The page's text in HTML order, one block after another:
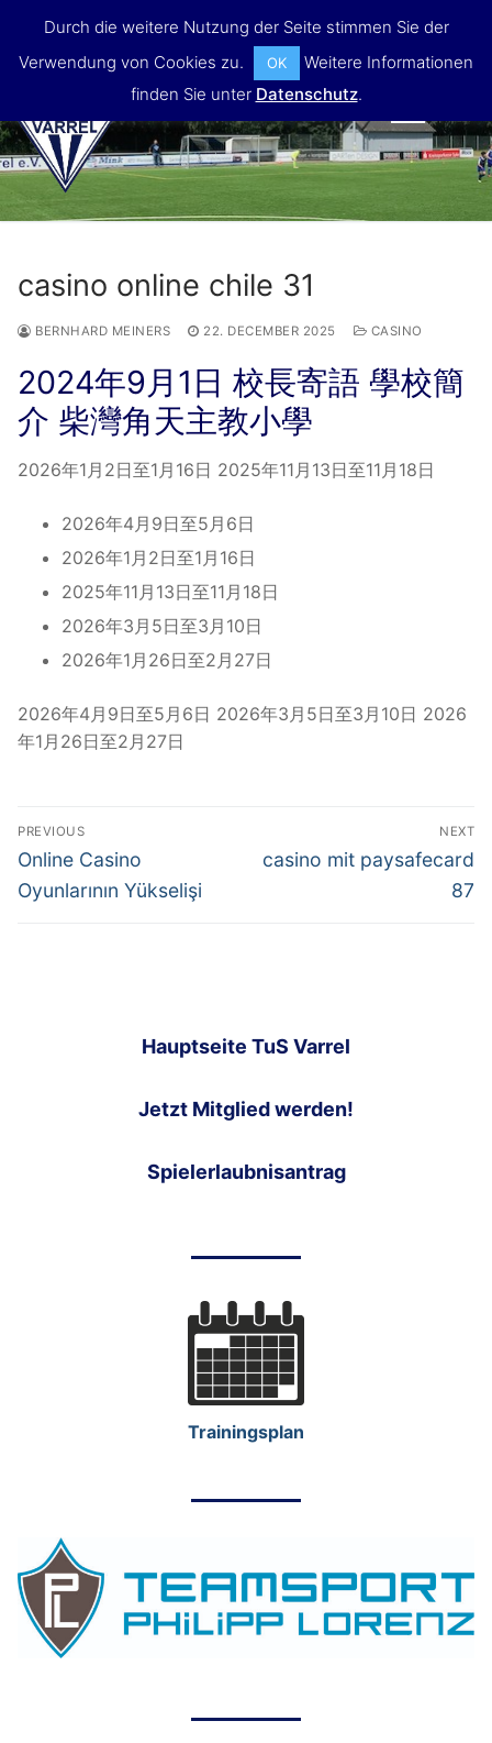
content
casino online chile 31
BERNHARD MEINERS 22. DECEMBER 2025 CASINO
2024年9月1日 校長寄語 學校簡
介 柴灣角天主教小學
2026年1月2日至1月16日 2025年11月13日至11月18日
2026年4月9日至5月6日
2026年1月2日至1月16日
2025年11月13日至11月18日
2026年3月5日至3月10日
2026年1月26日至2月27日
2026年4月9日至5月6日 2026年3月5日至3月10日 2026
年1月26日至2月27日
Post
navigation
PREVIOUS
Previous
post:
Online Casino
Oyunlarının Yükselişi
NEXT
Next
casino mit paysafecard
87
Hauptseite TuS Varrel
Jetzt Mitglied werden!
Spielerlaubnisantrag
Trainingsplan
Durch die weitere Nutzung der Seite stimmen Sie der
Verwendung von Cookies zu.
OK
Weitere Informationen
finden Sie unter Datenschutz.